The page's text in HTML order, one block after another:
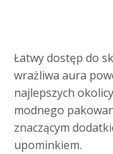
Łatwy dostęp do
wrażliwa aura
najlepszych
modnego
znaczącym
upominkiem.